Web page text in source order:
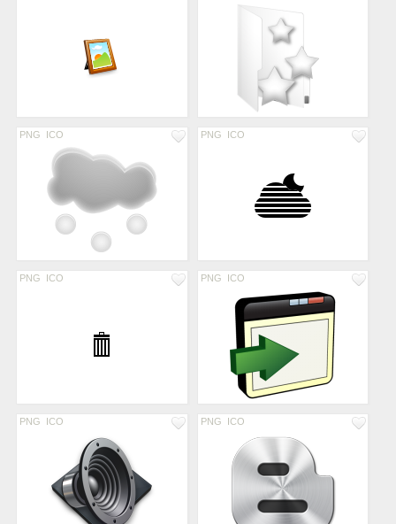
PNG ICO PNG ICO
PNG ICO PNG ICO
PNG ICO PNG ICO